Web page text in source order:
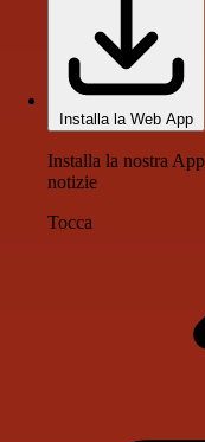
Installa la Web App
Installa la nostra
notizie
Tocca